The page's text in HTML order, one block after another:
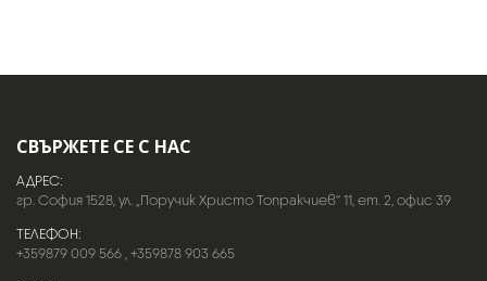
СВЪРЖЕТЕ СЕ С НАС
АДРЕС:
гр. София 1528, ул. „Поручик Христо Топракчиев“ 11, ет. 2, офис 39
ТЕЛЕФОН:
+359879 009 566,+359878 903 665